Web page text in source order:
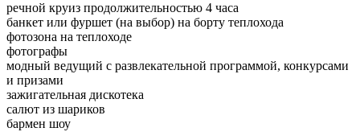
речной круиз продолжительностью 4 часа
банкет или фуршет (на выбор) на борту теплохода
фотозона на теплоходе
фотографы
модный ведущий с развлекательной программой, конкурсами
и призами
зажигательная дискотека
салют из шариков
бармен шоу